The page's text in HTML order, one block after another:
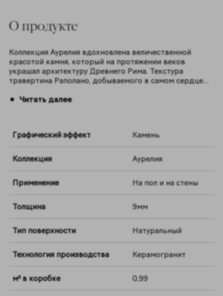
O продукте
Коллекция Аурелия вдохновлена величественной
красотой камня, который на протяжении веков
украшал архитектуру Древнего Рима. Текстура
травертина Раполано, добываемого в самом сердце
оттенками и выразительными узорами. Аурелия
в пространство атмосферу уюта и аутентичности,
современными дизайнерскими решениями.
Читать далее
Графический эффект Камень
Коллекция Аурелия
Применение На пол и на стены
Толщина 9мм
Тип поверхности Натуральный
Технология производства Керамогранит
м² в коробке 0,99